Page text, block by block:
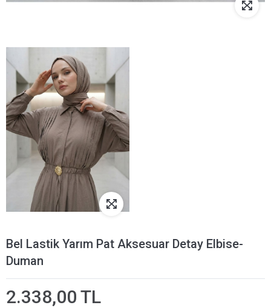
Bel Lastik Yarım Pat Aksesuar Detay Elbise-
Duman
2.338,00 TL